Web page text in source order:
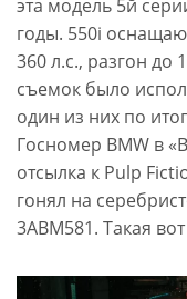
эта модель 5й
годы. 550i
360 л.с., разгон до
съемок было
один из них по
Госномер BMW в
отсылка к Pulp
гонял на
3ABM581. Такая